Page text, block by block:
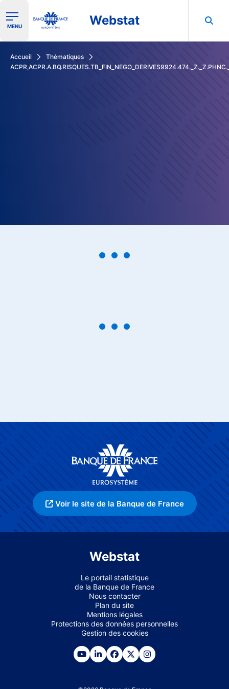
Ouvrir le menu de navigation
MENU Webstat
Accueil
Thématiques
Voir le site de la Banque de France
Webstat
Le portail statistique
de la Banque de France
Nous contacter
Plan du site
Mentions légales
Protections des données personnelles
Gestion des cookies